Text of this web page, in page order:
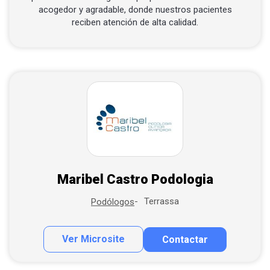
acogedor y agradable, donde nuestros pacientes
reciben atención de alta calidad.
Maribel Castro Podologia
Podólogos Terrassa
Ver Microsite Contactar
Contactar por correo